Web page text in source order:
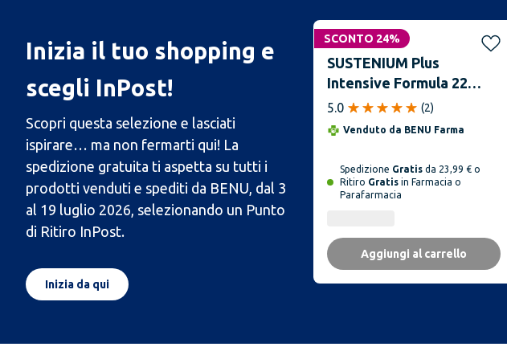
Inizia il tuo shopping e
scegli InPost!
Scopri questa selezione e lasciati
ispirare… ma non fermarti qui! La
spedizione gratuita ti aspetta su tutti i
prodotti venduti e spediti da BENU, dal 3
al 19 luglio 2026, selezionando un Punto
di Ritiro InPost.
Inizia da qui
SCONTO 24%
SUSTENIUM Plus
Intensive Formula 22
Bustine 8 g
5.0 (2)
Venduto da BENU Farma
Spedizione Gratis da 23,99 € o
Ritiro Gratis in Farmacia o
Parafarmacia
Aggiungi al carrello